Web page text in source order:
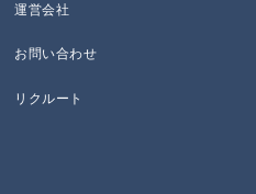
運営会社
お問い合わせ
リクルート